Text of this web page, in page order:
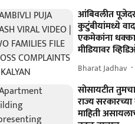
आंबिवलीत
कुटुंबीयांमध्ये
एकमेकांना
मीडियावर
Bharat Jadhav
सोसायटीत
राज्य
माहिती